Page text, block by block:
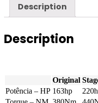
Description
Description
Original
Potência – HP 163hp